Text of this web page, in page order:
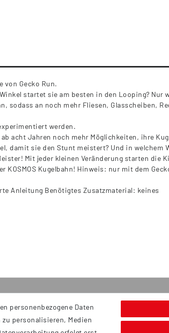
von Gecko Run.
startet sie am besten in den Looping? Nur
an noch mehr Fliesen, Glasscheiben,
werden.
acht Jahren noch mehr Möglichkeiten, ihre
damit sie den Stunt meistert? Und in welchem
Mit jeder kleinen Veränderung starten die
Kugelbahn! Hinweis: nur mit dem
Anleitung Benötigtes Zusatzmaterial: keines
Hinweis zur
personenbezogene Daten
personalisieren, Medien